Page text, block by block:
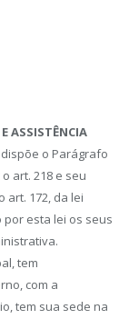
ASSISTÊNCIA
o Parágrafo
art. 218 e seu
art. 172, da lei
por esta lei os seus
tem
com a
tem sua sede na